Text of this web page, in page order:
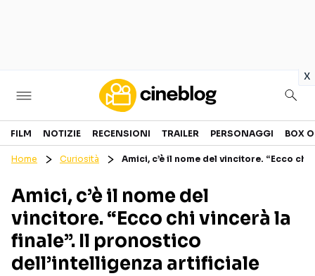
x
Cinema
GENERI
PERSONAGGI
CANALI STREAMING
Categorie
FILM NOTIZIE RECENSIONI TRAILER PERSONAGGI BOX
Home Curiosità Amici, c’è il nome del vincitore. “Ecco
Amici, c’è il nome del
vincitore. “Ecco chi vincerà la
finale”. Il pronostico
dell’intelligenza artificiale